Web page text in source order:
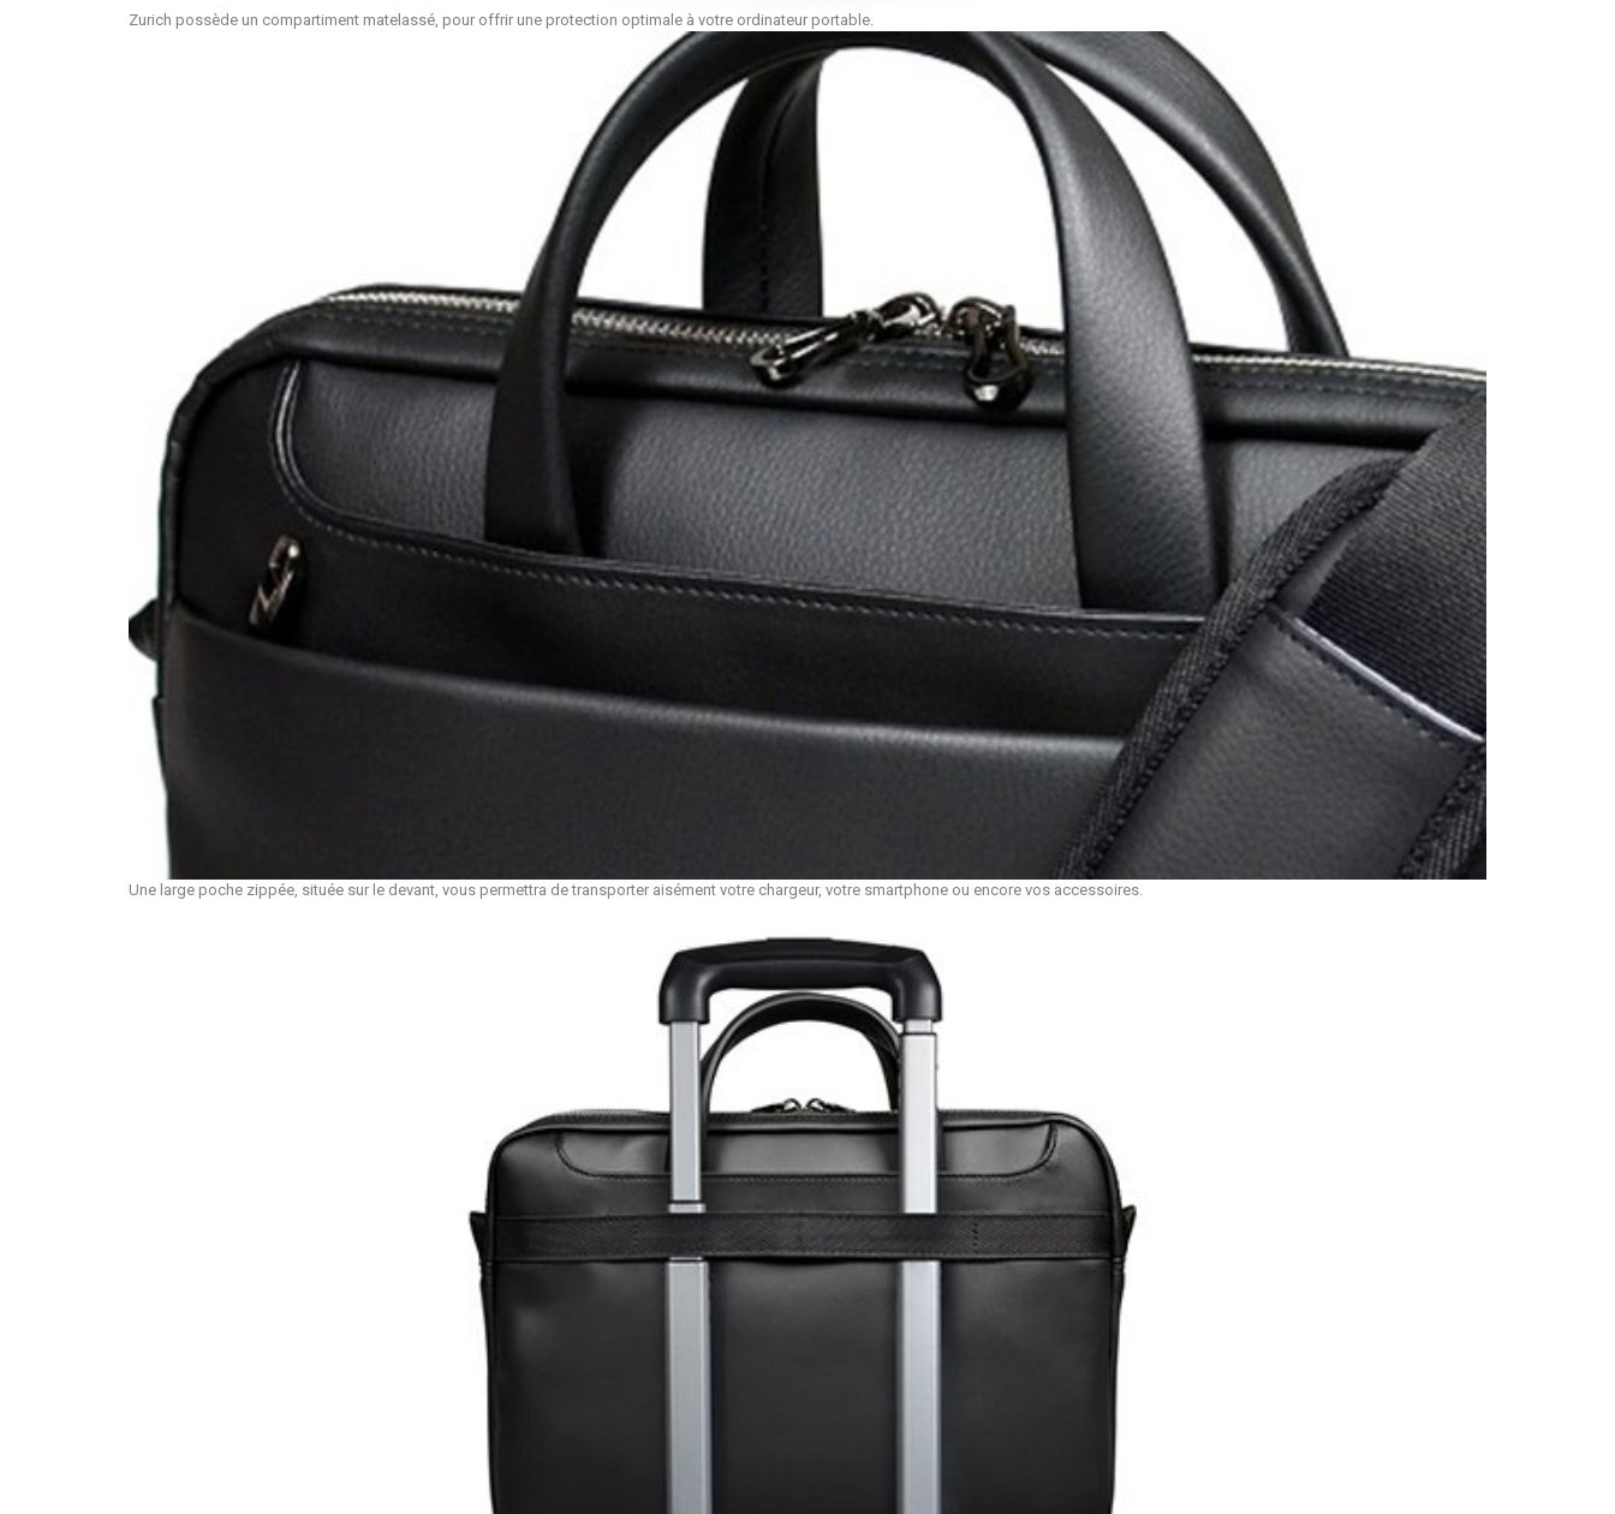
Zurich possède un compartiment matelassé, pour offrir une protection optimale à votre ordinateur portable.
Une large poche zippée, située sur le devant, vous permettra de transporter aisément votre chargeur, votre smartphone ou encore vos accessoires.